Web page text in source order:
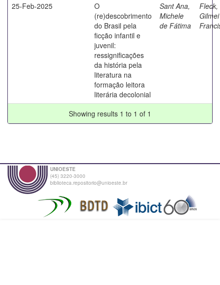
25-Feb-2025
O
(re)descobrimento
do Brasil pela
ficção infantil e
juvenil:
ressignificações
da história pela
literatura na
formação leitora
literária decolonial
Sant Ana,
Michele
de Fátima
Fleck,
Gilmei
Showing results 1 to 1 of 1
UNIOESTE
(45) 3220-3000
biblioteca.repositorio@unioeste.br